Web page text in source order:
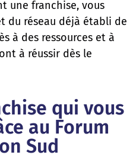
une franchise, vous
du réseau déjà établi de
à des ressources et à
à réussir dès le
qui vous
au Forum
Sud